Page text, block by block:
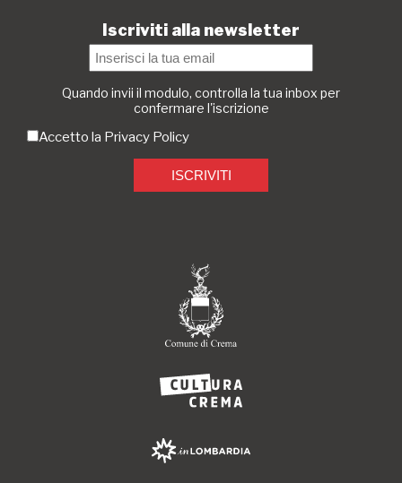
Iscriviti alla newsletter
Quando invii il modulo, controlla la tua inbox per
confermare l'iscrizione
Accetto la Privacy Policy
ISCRIVITI